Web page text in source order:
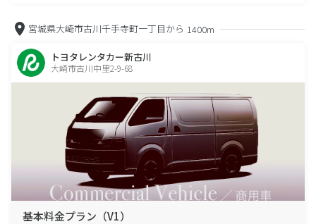
宮城県大崎市古川千手寺町一丁目から 1400m
トヨタレンタカー新古川
大崎市古川中里2-9-68
基本料金プラン（V1）